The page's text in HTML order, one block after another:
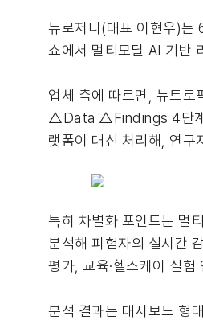
뉴로저니(대표 이현우)는
쇼에서 멀티모달 AI 기반
업체 측에 따르면, 뉴트
△Data △Findings 4단계
랫폼이 대신 처리해, 연구
특히 차별화 포인트는 멀
분석해 피험자의 실시간
평가, 교육·헬스케어 실
분석 결과는 대시보드 형